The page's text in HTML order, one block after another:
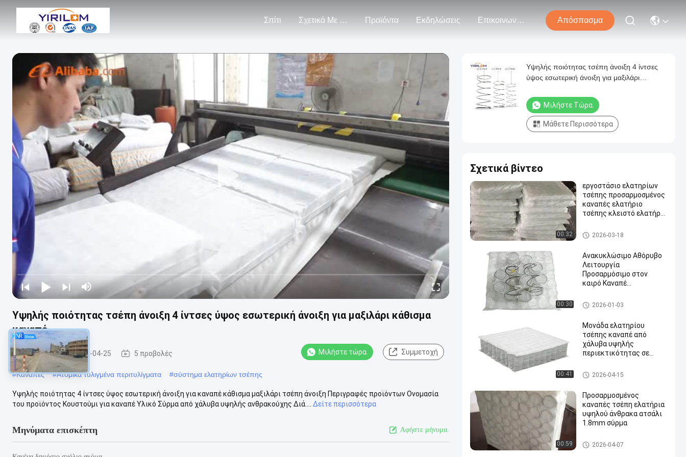
Σπίτι Σχετικά Με Εμάς Προϊόντα Εκδηλώσεις Επικοινωνήστε Μαζί Μας Απόσπασμα
Υψηλής ποιότητας τσέπη άνοιξη 4 ίντσες ύψος εσωτερική άνοιξη για μαξιλάρι κάθισμα
καναπέ
Καναπές 2026-04-25 5 προβολές Μιλήστε τώρα. Συμμετοχή
#Καναπές #Ατομικά τυλιγμένα περιτυλίγματα #σύστημα ελατηρίων τσέπης
Υψηλής ποιότητας 4 ίντσες ύψος εσωτερική άνοιξη για καναπέ κάθισμα μαξιλάρι τσέπη άνοιξη Περιγραφές προϊόντων Ονομασία
του προϊόντος Κουστούμι για καναπέ Υλικό Σύρμα από χάλυβα υψηλής ανθρακούχης Διά....
Δείτε περισσότερα
Μηνύματα επισκέπτη Αφήστε μήνυμα.
Υψηλής ποιότητας τσέπη άνοιξη 4 ίντσες
ύψος εσωτερική άνοιξη για μαξιλάρι
Μιλήστε Τώρα.
Μάθετε Περισσότερα
Σχετικά βίντεο
00:32
εργοστάσιο ελατηρίων
τσέπης προσαρμοσμένος
καναπές ελατήριο
τσέπης κλειστό ελατήριο
Καναπές
2026-03-18
00:30
Ανακυκλώσιμο Αθόρυβο
Λειτουργία
Προσαρμόσιμο στον
καιρό Καναπέ
Πορτοφολική
Ανοιξιάτικη Σπείρα για
Καναπές
2026-01-03
00:41
Μονάδα ελατηρίου
τσέπης καναπέ από
χάλυβα υψηλής
περιεκτικότητας σε
συμπιεσμένη και
τυλιγμένη συσκευασία
άνεση
Καναπές
2026-04-15
00:59
Προσαρμοσμένος
καναπές τσέπη ελατήρια
υψηλού άνθρακα ατσάλι
1.8mm σύρμα
Καναπές
2026-04-07